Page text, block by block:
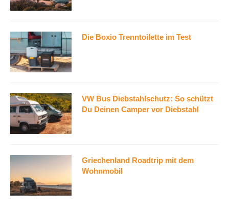
Die Boxio Trenntoilette im Test
VW Bus Diebstahlschutz: So schützt
Du Deinen Camper vor Diebstahl
Griechenland Roadtrip mit dem
Wohnmobil